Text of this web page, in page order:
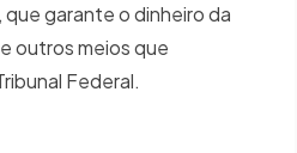
garante o dinheiro da
outros meios que
Federal.